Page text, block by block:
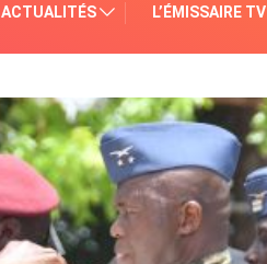
ACTUALITÉS L’ÉMISSAIRE TV